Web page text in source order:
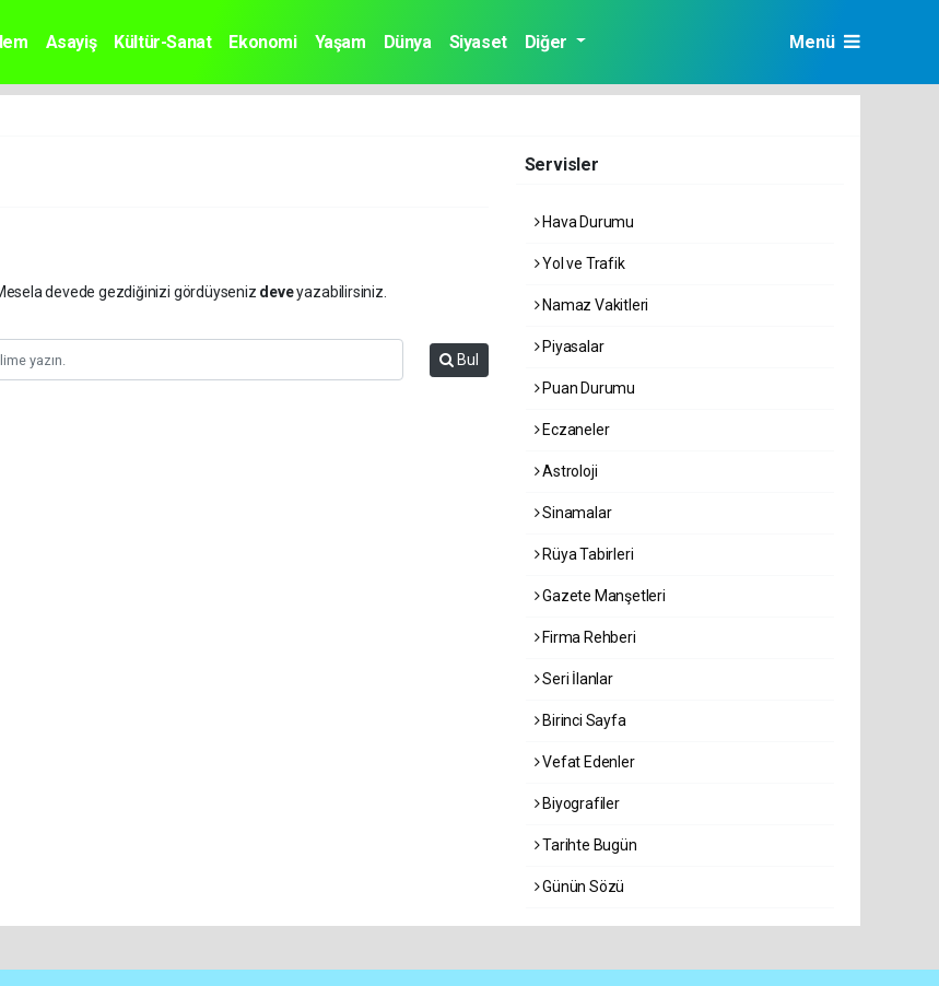
Asayiş Kültür-Sanat Ekonomi Yaşam Dünya Siyaset Diğer Menü
devede gezdiğinizi gördüyseniz deveyazabilirsiniz.
Bul
Servisler
Hava Durumu
Yol ve Trafik
Namaz Vakitleri
Piyasalar
Puan Durumu
Eczaneler
Astroloji
Sinamalar
Rüya Tabirleri
Gazete Manşetleri
Firma Rehberi
Seri İlanlar
Birinci Sayfa
Vefat Edenler
Biyografiler
Tarihte Bugün
Günün Sözü